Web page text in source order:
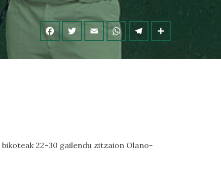
22-30 gailendu zitzaion Olano-